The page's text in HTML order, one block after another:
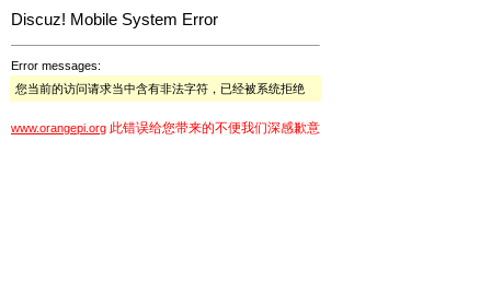
Discuz! Mobile System Error
Error messages:
您当前的访问请求当中含有非法字符，已经被系统拒绝
www.orangepi.org 此错误给您带来的不便我们深感歉意